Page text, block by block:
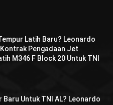
Latih Baru? Leonardo
Pengadaan Jet
M346 F Block 20 Untuk TNI
Baru Untuk TNI AL? Leonardo